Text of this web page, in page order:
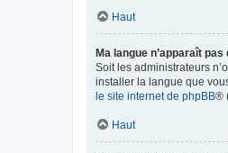
Haut
Ma langue n’apparaît pas
Soit les administrateurs
installer la langue que
le site internet de phpBB®
Haut